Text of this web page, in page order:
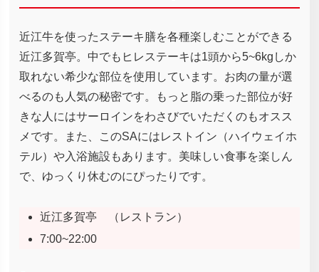
近江牛を使ったステーキ膳を各種楽しむことができる
近江多賀亭。中でもヒレステーキは1頭から5~6kgしか
取れない希少な部位を使用しています。お肉の量が選
べるのも人気の秘密です。もっと脂の乗った部位が好
きな人にはサーロインをわさびでいただくのもオスス
メです。また、このSAにはレストイン（ハイウェイホ
テル）や入浴施設もあります。美味しい食事を楽しん
で、ゆっくり休むのにぴったりです。
近江多賀亭 （レストラン）
7:00~22:00